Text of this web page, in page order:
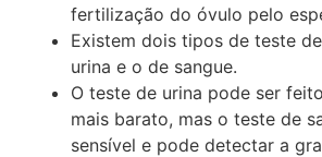
fertilização do óvulo pelo
Existem dois tipos de teste
urina e o de sangue.
O teste de urina pode ser
mais barato, mas o teste de
sensível e pode detectar a